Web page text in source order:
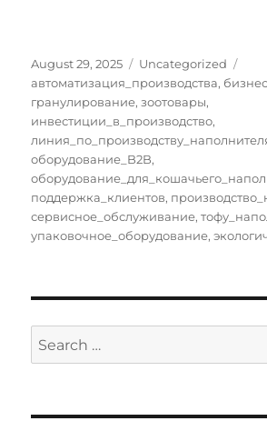
Posted
on
August 29, 2025 Categories
Uncategorized
автоматизация_производства,
гранулирование,зоотовары,
инвестиции_в_производство,
оборудование_B2B,
поддержка_клиентов,
сервисное_обслуживание,
упаковочное_оборудование,
Search
for: